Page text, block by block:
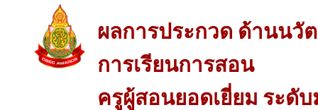
ผลการประกวด ด้านนวั
การเรียนการสอน
ครูผู้สอนยอดเยี่ยม ระดั